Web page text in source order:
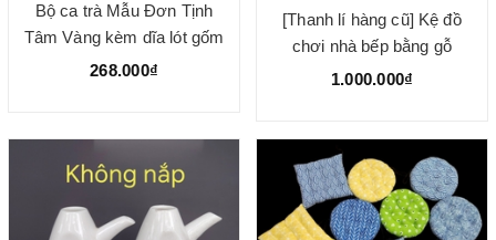
Bộ ca trà Mẫu Đơn Tịnh
Tâm Vàng kèm dĩa lót gốm
sứ Minh Long
268.000₫
[Thanh lí hàng cũ] Kệ đồ
chơi nhà bếp bằng gỗ
102x102x30cm
1.000.000₫